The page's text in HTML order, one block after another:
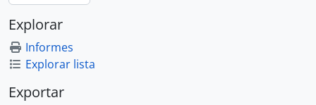
Explorar
Informes
Explorar lista
Exportar